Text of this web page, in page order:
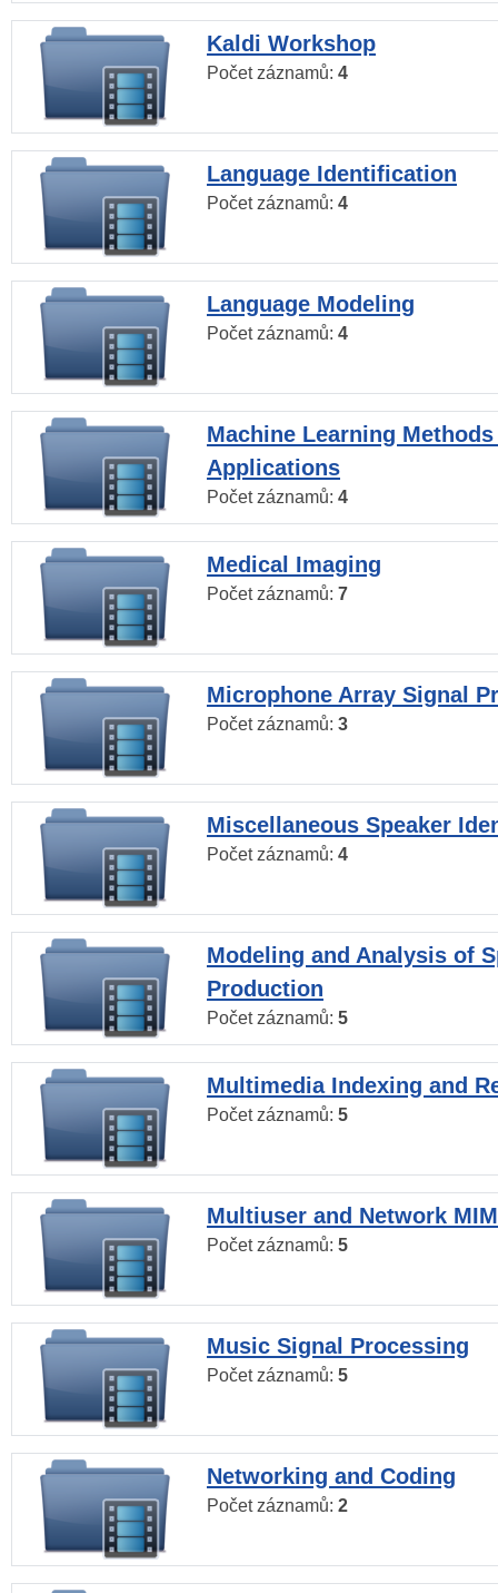
Kaldi Workshop
Počet záznamů: 4
Language Identification
Počet záznamů: 4
Language Modeling
Počet záznamů: 4
Machine Learning
Applications
Počet záznamů: 4
Medical Imaging
Počet záznamů: 7
Microphone Array Signal
Počet záznamů: 3
Miscellaneous Speaker
Počet záznamů: 4
Modeling and Analysis of
Production
Počet záznamů: 5
Multimedia Indexing and
Počet záznamů: 5
Multiuser and Network
Počet záznamů: 5
Music Signal Processing
Počet záznamů: 5
Networking and Coding
Počet záznamů: 2